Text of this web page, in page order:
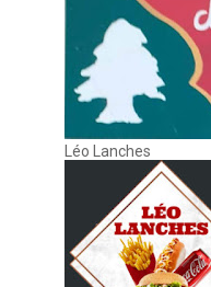
Léo Lanches